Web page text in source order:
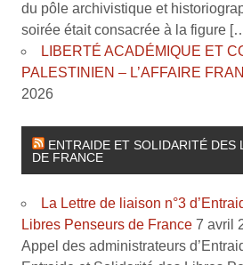
du pôle archivistique et
soirée était consacrée à la figure
LIBERTÉ ACADÉMIQUE ET
PALESTINIEN – L’AFFAIRE
2026
ENTRAIDE ET SOLIDARITÉ DES
DE FRANCE
La Lettre de liaison n°3
Libres Penseurs de France 7 avril
Appel des administrateurs